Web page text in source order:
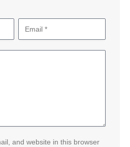
and website in this browser